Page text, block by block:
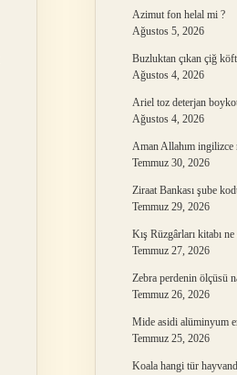
Azimut fon helal mi ?
Ağustos 5, 2026
Buzluktan çıkan çiğ
Ağustos 4, 2026
Ariel toz deterjan
Ağustos 4, 2026
Aman Allahım ingilizce
Temmuz 30, 2026
Ziraat Bankası şube
Temmuz 29, 2026
Kış Rüzgârları kitabı ne
Temmuz 27, 2026
Zebra perdenin ölçüsü
Temmuz 26, 2026
Mide asidi alüminyum
Temmuz 25, 2026
Koala hangi tür